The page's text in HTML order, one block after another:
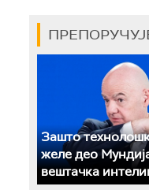
Зашто
желе део
вештачка